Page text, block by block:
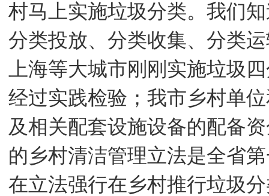
村马上实施垃圾分类。我们
分类投放、分类收集、分类
上海等大城市刚刚实施垃圾
经过实践检验；我市乡村单
及相关配套设施设备的配备
的乡村清洁管理立法是全省
在立法强行在乡村推行垃圾